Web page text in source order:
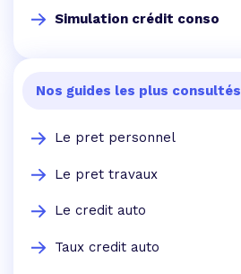
Simulation crédit conso
Nos guides les plus consultés
Le pret personnel
Le pret travaux
Le credit auto
Taux credit auto